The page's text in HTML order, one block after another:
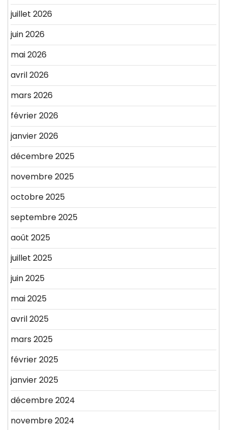
juillet 2026
juin 2026
mai 2026
avril 2026
mars 2026
février 2026
janvier 2026
décembre 2025
novembre 2025
octobre 2025
septembre 2025
août 2025
juillet 2025
juin 2025
mai 2025
avril 2025
mars 2025
février 2025
janvier 2025
décembre 2024
novembre 2024